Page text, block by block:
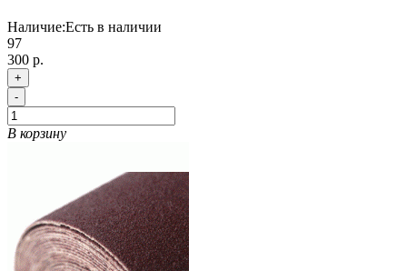
Наличие:Есть в наличии
97
300 р.
+
-
В корзину